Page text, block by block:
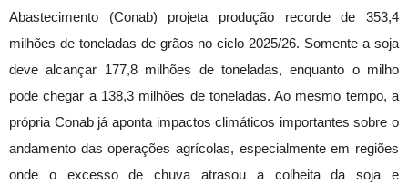
Abastecimento (Conab) projeta produção recorde de 353,4
milhões de toneladas de grãos no ciclo 2025/26. Somente a soja
deve alcançar 177,8 milhões de toneladas, enquanto o milho
pode chegar a 138,3 milhões de toneladas. Ao mesmo tempo, a
própria Conab já aponta impactos climáticos importantes sobre o
andamento das operações agrícolas, especialmente em regiões
onde o excesso de chuva atrasou a colheita da soja e